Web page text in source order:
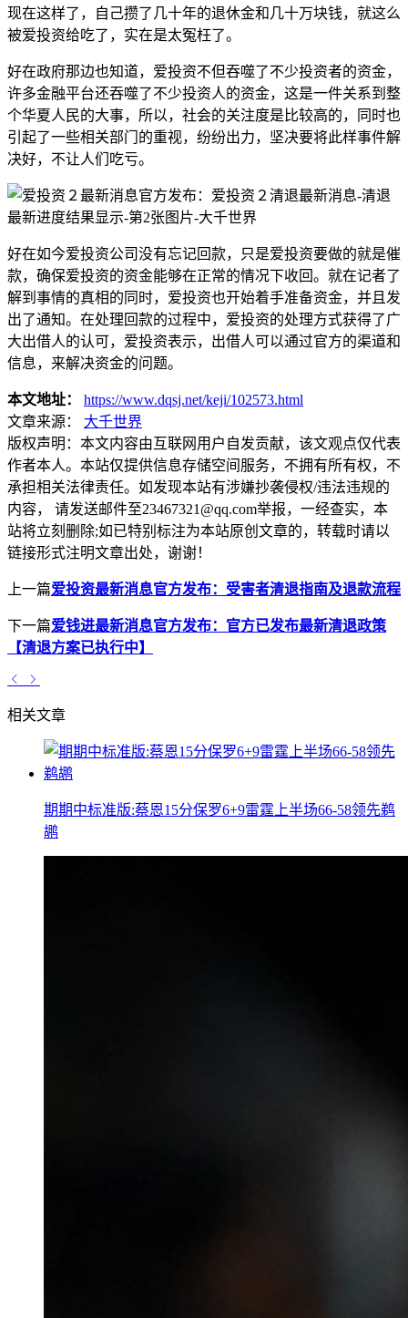
现在这样了，自己攒了几十年的退休金和几十万块钱，就这么
被爱投资给吃了，实在是太冤枉了。
好在政府那边也知道，爱投资不但吞噬了不少投资者的资金，
许多金融平台还吞噬了不少投资人的资金，这是一件关系到整
个华夏人民的大事，所以，社会的关注度是比较高的，同时也
引起了一些相关部门的重视，纷纷出力，坚决要将此样事件解
决好，不让人们吃亏。
好在如今爱投资公司没有忘记回款，只是爱投资要做的就是催
款，确保爱投资的资金能够在正常的情况下收回。就在记者了
解到事情的真相的同时，爱投资也开始着手准备资金，并且发
出了通知。在处理回款的过程中，爱投资的处理方式获得了广
大出借人的认可，爱投资表示，出借人可以通过官方的渠道和
信息，来解决资金的问题。
本文地址：
https://www.dqsj.net/keji/102573.html
文章来源：
大千世界
版权声明： 本文内容由互联网用户自发贡献，该文观点仅代表
作者本人。本站仅提供信息存储空间服务，不拥有所有权，不
承担相关法律责任。如发现本站有涉嫌抄袭侵权/违法违规的
内容， 请发送邮件至23467321@qq.com举报，一经查实，本
站将立刻删除;如已特别标注为本站原创文章的，转载时请以
链接形式注明文章出处，谢谢！
上一篇爱投资最新消息官方发布：受害者清退指南及退款流程
下一篇爱钱进最新消息官方发布：官方已发布最新清退政策
【清退方案已执行中】
相关文章
期期中标准版:蔡恩15分保罗6+9雷霆上半场66-58领先鹈
鹕